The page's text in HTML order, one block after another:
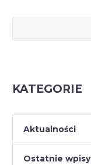
KATEGORIE
Aktualności
Ostatnie wpisy